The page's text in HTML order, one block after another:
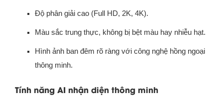
Độ phân giải cao (Full HD, 2K, 4K).
Màu sắc trung thực, không bị bệt màu hay nhiễu hạt.
Hình ảnh ban đêm rõ ràng với công nghệ hồng ngoại
thông minh.
Tính năng AI nhận diện thông minh